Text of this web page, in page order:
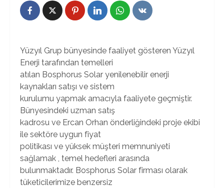
Yüzyıl Grup bünyesinde faaliyet gösteren Yüzyıl
Enerji tarafından temelleri
atılan Bosphorus Solar yenilenebilir enerji
kaynakları satışı ve sistem
kurulumu yapmak amacıyla faaliyete geçmiştir.
Bünyesindeki uzman satış
kadrosu ve Ercan Orhan önderliğindeki proje ekibi
ile sektöre uygun fiyat
politikası ve yüksek müşteri memnuniyeti
sağlamak , temel hedefleri arasında
bulunmaktadır. Bosphorus Solar firması olarak
tüketicilerimize benzersiz